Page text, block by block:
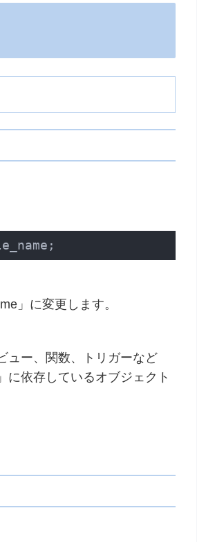
」に変更します。
ュー、関数、トリガーなど
に依存しているオブジェクト